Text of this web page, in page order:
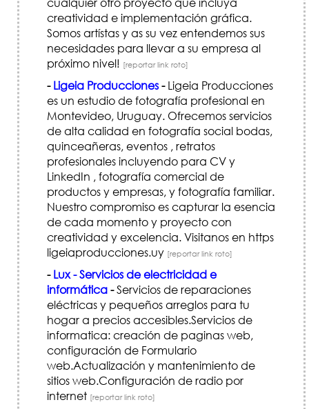
creatividad e implementación gráfica.
Somos artístas y as su vez entendemos sus
necesidades para llevar a su empresa al
próximo nivel! [reportar link roto]
- Ligeia Producciones-Ligeia Producciones
es un estudio de fotografía profesional en
Montevideo, Uruguay. Ofrecemos servicios
de alta calidad en fotografía social bodas,
quinceañeras, eventos , retratos
profesionales incluyendo para CV y
LinkedIn , fotografía comercial de
productos y empresas, y fotografía familiar.
Nuestro compromiso es capturar la esencia
de cada momento y proyecto con
creatividad y excelencia. Visitanos en https
ligeiaproducciones.uy [reportar link roto]
- Lux - Servicios de electricidad e
informática-Servicios de reparaciones
eléctricas y pequeños arreglos para tu
hogar a precios accesibles.Servicios de
informatica: creación de paginas web,
configuración de Formulario
web.Actualización y mantenimiento de
sitios web.Configuración de radio por
internet [reportar link roto]